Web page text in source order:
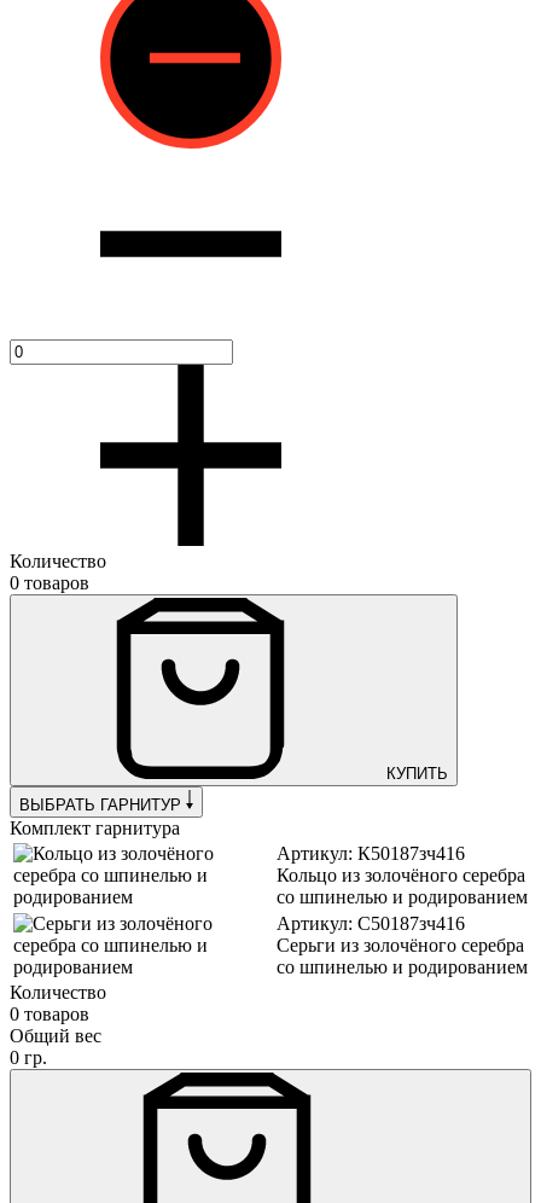
Количество
0 товаров
КУПИТЬ
ВЫБРАТЬ ГАРНИТУР
Комплект гарнитура
Артикул: К50187зч416
Кольцо из золочёного серебра
со шпинелью и родированием
Артикул: С50187зч416
Серьги из золочёного серебра
со шпинелью и родированием
Количество
0 товаров
Общий вес
0 гр.